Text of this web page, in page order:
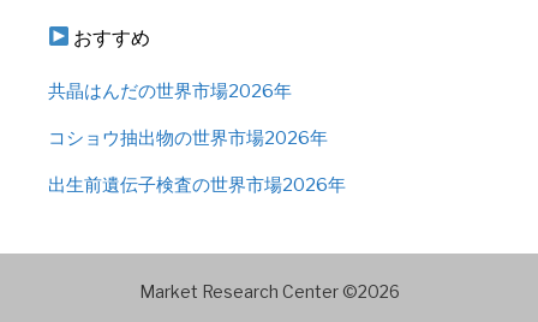
おすすめ
共晶はんだの世界市場2026年
コショウ抽出物の世界市場2026年
出生前遺伝子検査の世界市場2026年
Market Research Center ©2026